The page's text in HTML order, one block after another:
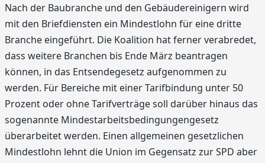
Nach der Baubranche und den Gebäudereinigern wird
mit den Briefdiensten ein Mindestlohn für eine dritte
Branche eingeführt. Die Koalition hat ferner verabredet,
dass weitere Branchen bis Ende März beantragen
können, in das Entsendegesetz aufgenommen zu
werden. Für Bereiche mit einer Tarifbindung unter 50
Prozent oder ohne Tarifverträge soll darüber hinaus das
sogenannte Mindestarbeitsbedingungengesetz
überarbeitet werden. Einen allgemeinen gesetzlichen
Mindestlohn lehnt die Union im Gegensatz zur SPD aber